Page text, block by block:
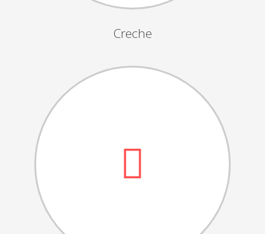
Dia de S.Martinho
Aniversários da Instituição
Almoço / Lanche de Natal
Atividades Semanais
Feiras e Exposições
Grupos Musicais do Centro de Dia
Outras Actividades
Creche